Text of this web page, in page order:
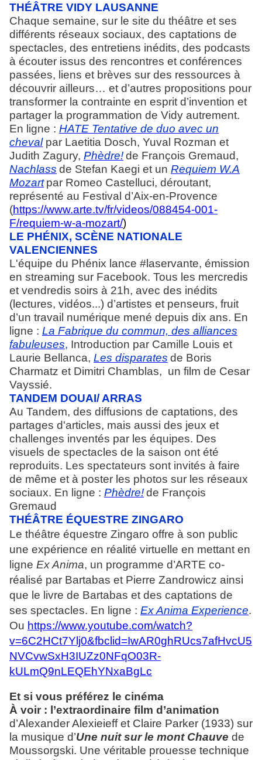
THÉÂTRE VIDY LAUSANNE
Chaque semaine, sur le site du théâtre et ses
différents réseaux sociaux, des captations de
spectacles, des entretiens inédits, des podcasts
à écouter issus des rencontres et conférences
passées, liens et brèves sur des ressources à
découvrir ailleurs… et d’autres propositions pour
transformer la contrainte en esprit d’invention et
partager la programmation de Vidy autrement.
En ligne : HATE Tentative de duo avec un
chevalpar Laetitia Dosch, Yuval Rozman et
Judith Zagury, Phèdre!de François Gremaud,
Nachlass de Stefan Kaegi et un Requiem W.A
Mozart par Romeo Castelluci, déroutant,
représenté au Festival d’Aix-en-Provence
(https://www.arte.tv/fr/videos/088454-001-
F/requiem-w-a-mozart/)
LE PHÉNIX, SCÈNE NATIONALE
VALENCIENNES
L'équipe du Phénix lance #laservante, émission
en streaming sur Facebook. Tous les mercredis
et vendredis soirs à 21h, avec des inédits
(lectures, vidéos...) d’artistes et penseurs, fruit
d’un travail numérique mené depuis dix ans. En
ligne : La Fabrique du commun, des alliances
fabuleuses, Introduction par Camille Louis et
Laurie Bellanca, Les disparates de Boris
Charmatz et Dimitri Chamblas, un film de Cesar
Vayssié.
TANDEM DOUAI/ ARRAS
Au Tandem, des diffusions de captations, des
partages d'articles, mais aussi des jeux et
challenges inventés par les équipes. Des
visuels de spectacles de la saison ont été
reproduits. Les spectateurs sont invités à faire
de même et à poster les photos sur les réseaux
sociaux. En ligne : Phèdre!de François
Gremaud
THÉÂTRE ÉQUESTRE ZINGARO
Le théâtre équestre Zingaro offre à son public
une expérience en réalité virtuelle en mettant en
ligne Ex Anima, un programme d’ARTE co-
réalisé par Bartabas et Pierre Zandrowicz ainsi
que le livre de Bartabas et des captations de
ses spectacles. En ligne : Ex Anima Experience.
Ou https://www.youtube.com/watch?
v=6C2HCt7Ylj0&fbclid=IwAR0ghRUcs7afHvcU5
NVCvwSxH3IUZz0NFqO03R-
kULmQ9nLEQEhYNxaBgLc
Et si vous préférez le cinéma
À voir : l’extraordinaire film d’animation
d’Alexander Alexieieff et Claire Parker (1933) sur
la musique d’Une nuit sur le mont Chauve de
Moussorgski. Une véritable prouesse technique